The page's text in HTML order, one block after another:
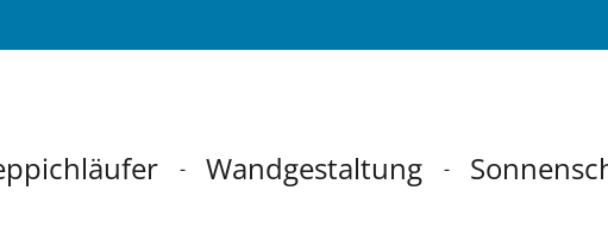
Wandgestaltung